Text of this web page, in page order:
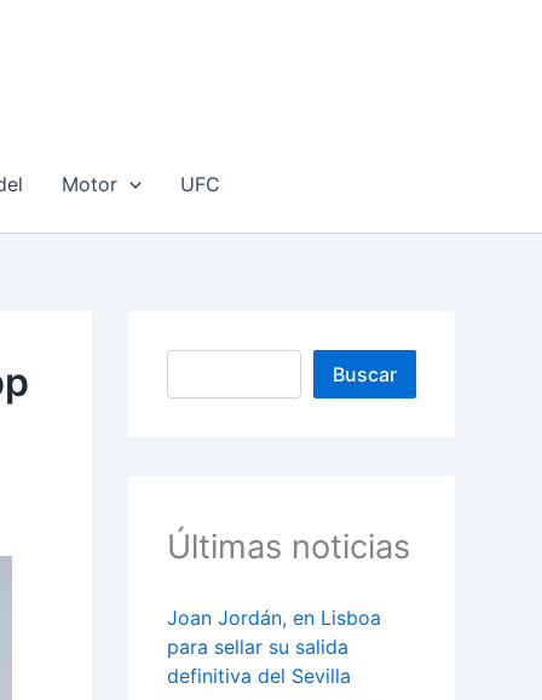
Motor UFC
Buscar
Buscar
Últimas noticias
Joan Jordán, en Lisboa
para sellar su salida
definitiva del Sevilla